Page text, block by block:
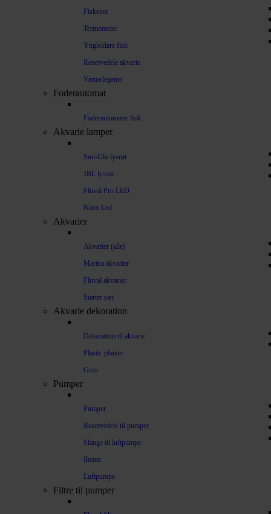
Fiskenet
Termometer
Yngleklare fisk
Reservedele akvarie
Varmelegeme
Foderautomat
Foderautomater fisk
Akvarie lamper
Sun-Glo lysrør
JBL lysrør
Fluval Pro LED
Nano Led
Akvarier
Akvarier (alle)
Marina akvarier
Fluval akvarier
Starter sæt
Akvarie dekoration
Dekoration til akvarie
Plastic planter
Grus
Pumper
Pumper
Reservedele til pumper
Slange til luftpumpe
Iltsten
Luftpumpe
Filtre til pumper